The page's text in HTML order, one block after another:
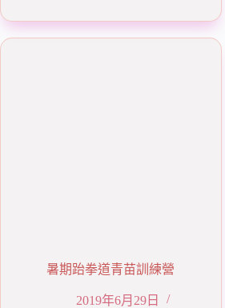
暑期跆拳道青苗訓練營
2019年6月29日